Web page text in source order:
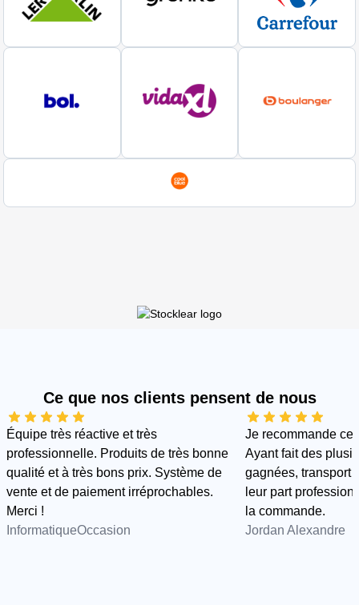
Ce que nos clients pensent de nous
Équipe très réactive et très
professionnelle. Produits de très bonne
qualité et à très bons prix. Système de
vente et de paiement irréprochables.
Merci !
InformatiqueOccasion
Je recommande
Ayant fait des
gagnées, transport
leur part
la commande.
Jordan Alexandre